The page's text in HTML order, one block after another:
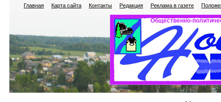
Главная Карта сайта Контакты Редакция Реклама в газете
Общественно-